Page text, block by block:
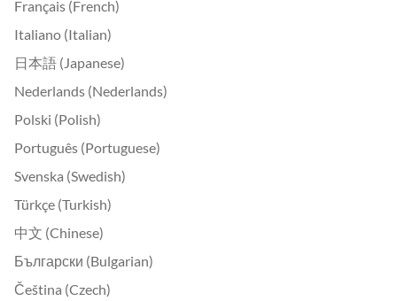
Français (French)
Italiano (Italian)
日本語 (Japanese)
Nederlands (Nederlands)
Polski (Polish)
Português (Portuguese)
Svenska (Swedish)
Türkçe (Turkish)
中文 (Chinese)
Български (Bulgarian)
Čeština (Czech)